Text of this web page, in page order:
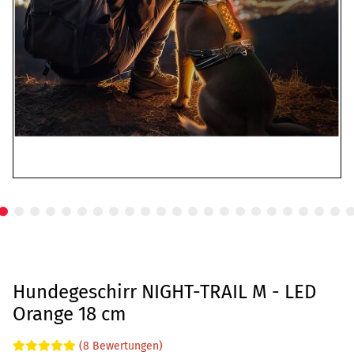
Hundegeschirr NIGHT-TRAIL M - LED
Orange 18 cm
(8 Bewertungen)